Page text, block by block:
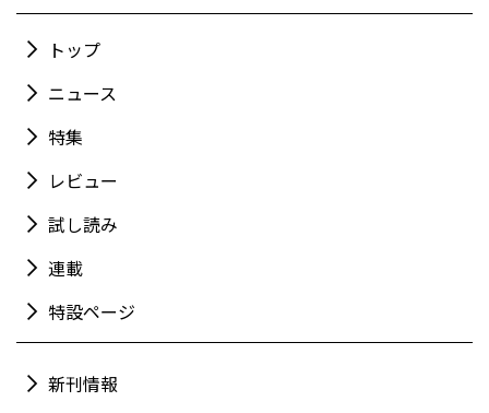
トップ
ニュース
特集
レビュー
試し読み
連載
特設ページ
新刊情報